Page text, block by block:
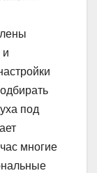
и
под
многие